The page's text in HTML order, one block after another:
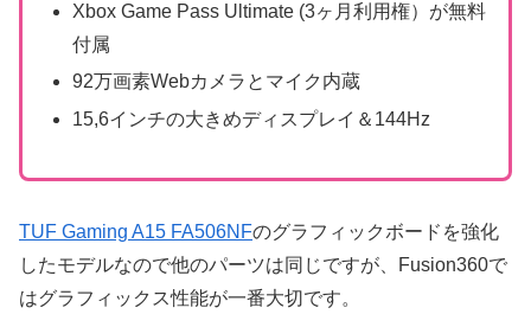
Xbox Game Pass Ultimate (3ヶ月利用権）が無料
付属
92万画素Webカメラとマイク内蔵
15,6インチの大きめディスプレイ＆144Hz
TUF Gaming A15 FA506NFのグラフィックボードを強化
したモデルなので他のパーツは同じですが、Fusion360で
はグラフィックス性能が一番大切です。